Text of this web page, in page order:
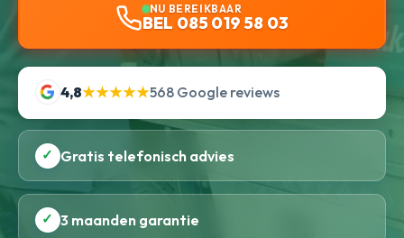
NU BEREIKBAAR
BEL 085 019 58 03
4,8★★★★★568 Google reviews
✓ Gratis telefonisch advies
✓ 3 maanden garantie